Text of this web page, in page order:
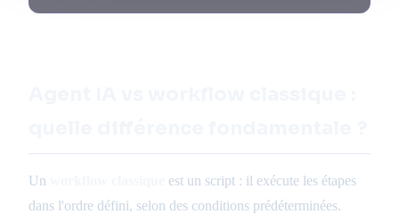
Un
est un script : il exécute les étapes
dans l'ordre défini, selon des conditions prédéterminées.